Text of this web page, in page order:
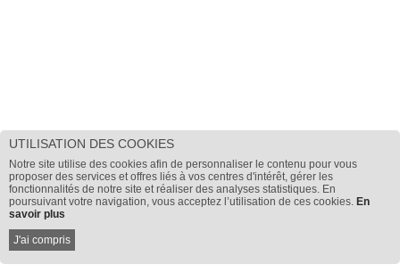
UTILISATION DES COOKIES
Notre site utilise des cookies afin de personnaliser le contenu pour vous
proposer des services et offres liés à vos centres d'intérêt, gérer les
fonctionnalités de notre site et réaliser des analyses statistiques. En
poursuivant votre navigation, vous acceptez l’utilisation de ces cookies. En
savoir plus
J'ai compris